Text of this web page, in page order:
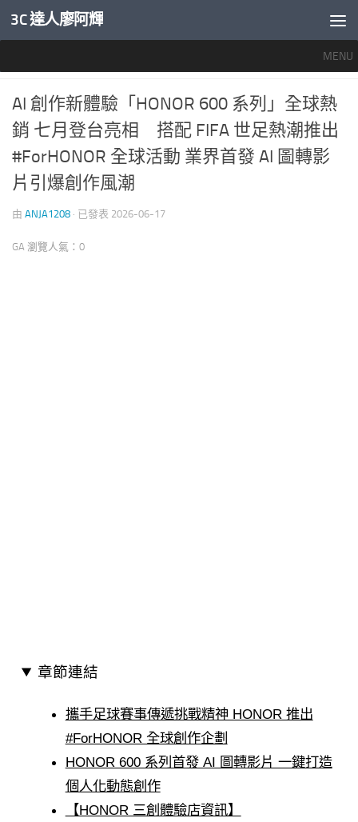
內文下方
3C 達人廖阿輝
MENU
0
AI 創作新體驗「HONOR 600 系列」全球熱
銷 七月登台亮相 搭配 FIFA 世足熱潮推出
#ForHONOR 全球活動 業界首發 AI 圖轉影
片引爆創作風潮
由 ANJA1208 · 已發表 2026-06-17
GA 瀏覽人氣：0
章節連結
攜手足球賽事傳遞挑戰精神 HONOR 推出
#ForHONOR 全球創作企劃
HONOR 600 系列首發 AI 圖轉影片 一鍵打造
個人化動態創作
【HONOR 三創體驗店資訊】